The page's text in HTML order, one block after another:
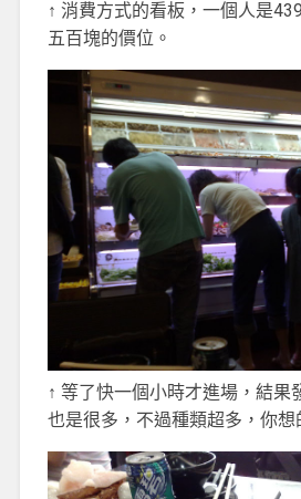
↑ 消費方式的看板，一個人是
五百塊的價位。
↑ 等了快一個小時才進場，結果
也是很多，不過種類超多，你想